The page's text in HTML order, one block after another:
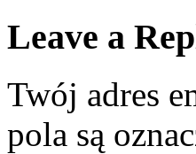
Leave a
Twój adres
pola są